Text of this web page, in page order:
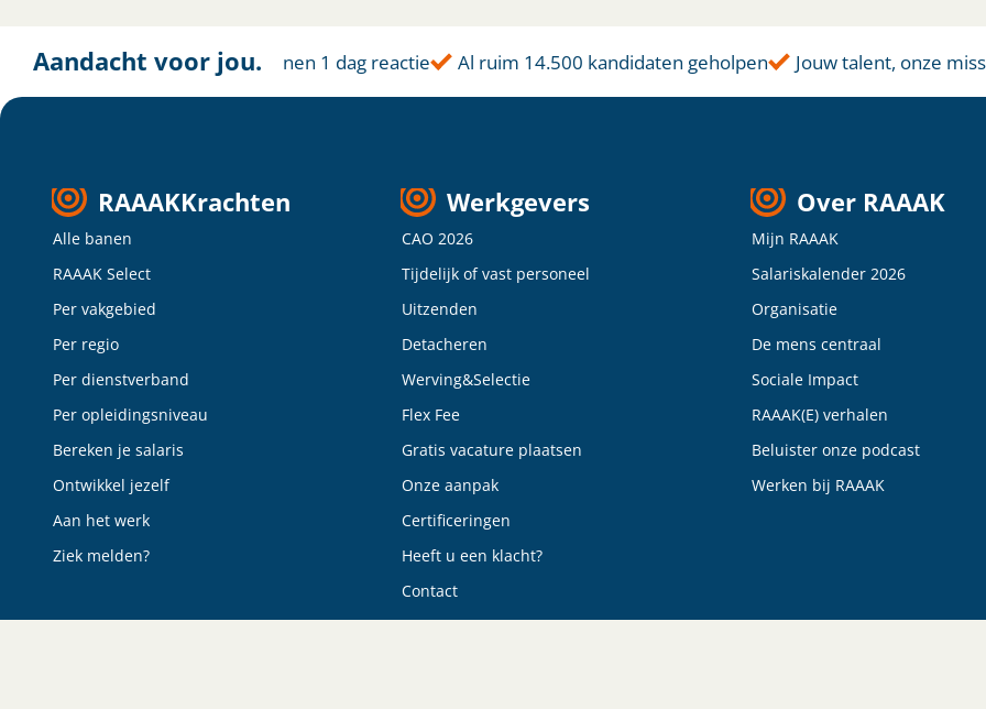
Aandacht voor jou.
Altijd dichtbij Binnen 1 dag reactie Al ruim 14.500 kandidaten geholpen Jouw talent, onze missie
RAAAKKrachten
Alle banen
RAAAK Select
Per vakgebied
Per regio
Per dienstverband
Per opleidingsniveau
Bereken je salaris
Ontwikkel jezelf
Aan het werk
Ziek melden?
Werkgevers
CAO 2026
Tijdelijk of vast personeel
Uitzenden
Detacheren
Werving&Selectie
Flex Fee
Gratis vacature plaatsen
Onze aanpak
Certificeringen
Heeft u een klacht?
Contact
Over RAAAK
Mijn RAAAK
Salariskalender 2026
Organisatie
De mens centraal
Sociale Impact
RAAAK(E) verhalen
Beluister onze podcast
Werken bij RAAAK